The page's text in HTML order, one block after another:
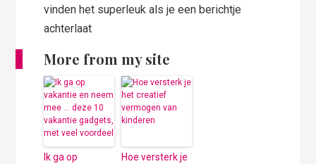
vinden het superleuk als je een berichtje
achterlaat
More from my site
Ik ga op
Hoe versterk je